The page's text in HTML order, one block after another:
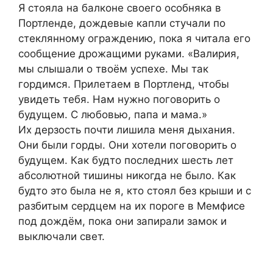
Я стояла на балконе своего особняка в
Портленде, дождевые капли стучали по
стеклянному ограждению, пока я читала его
сообщение дрожащими руками. «Валирия,
мы слышали о твоём успехе. Мы так
гордимся. Прилетаем в Портленд, чтобы
увидеть тебя. Нам нужно поговорить о
будущем. С любовью, папа и мама.»
Их дерзость почти лишила меня дыхания.
Они были горды. Они хотели поговорить о
будущем. Как будто последних шесть лет
абсолютной тишины никогда не было. Как
будто это была не я, кто стоял без крыши и с
разбитым сердцем на их пороге в Мемфисе
под дождём, пока они запирали замок и
выключали свет.